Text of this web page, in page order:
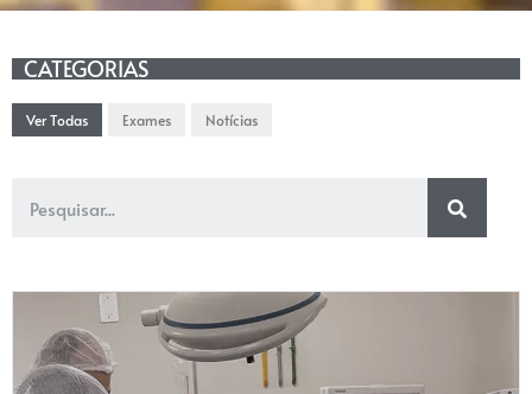
CATEGORIAS
Ver Todas Exames Notícias